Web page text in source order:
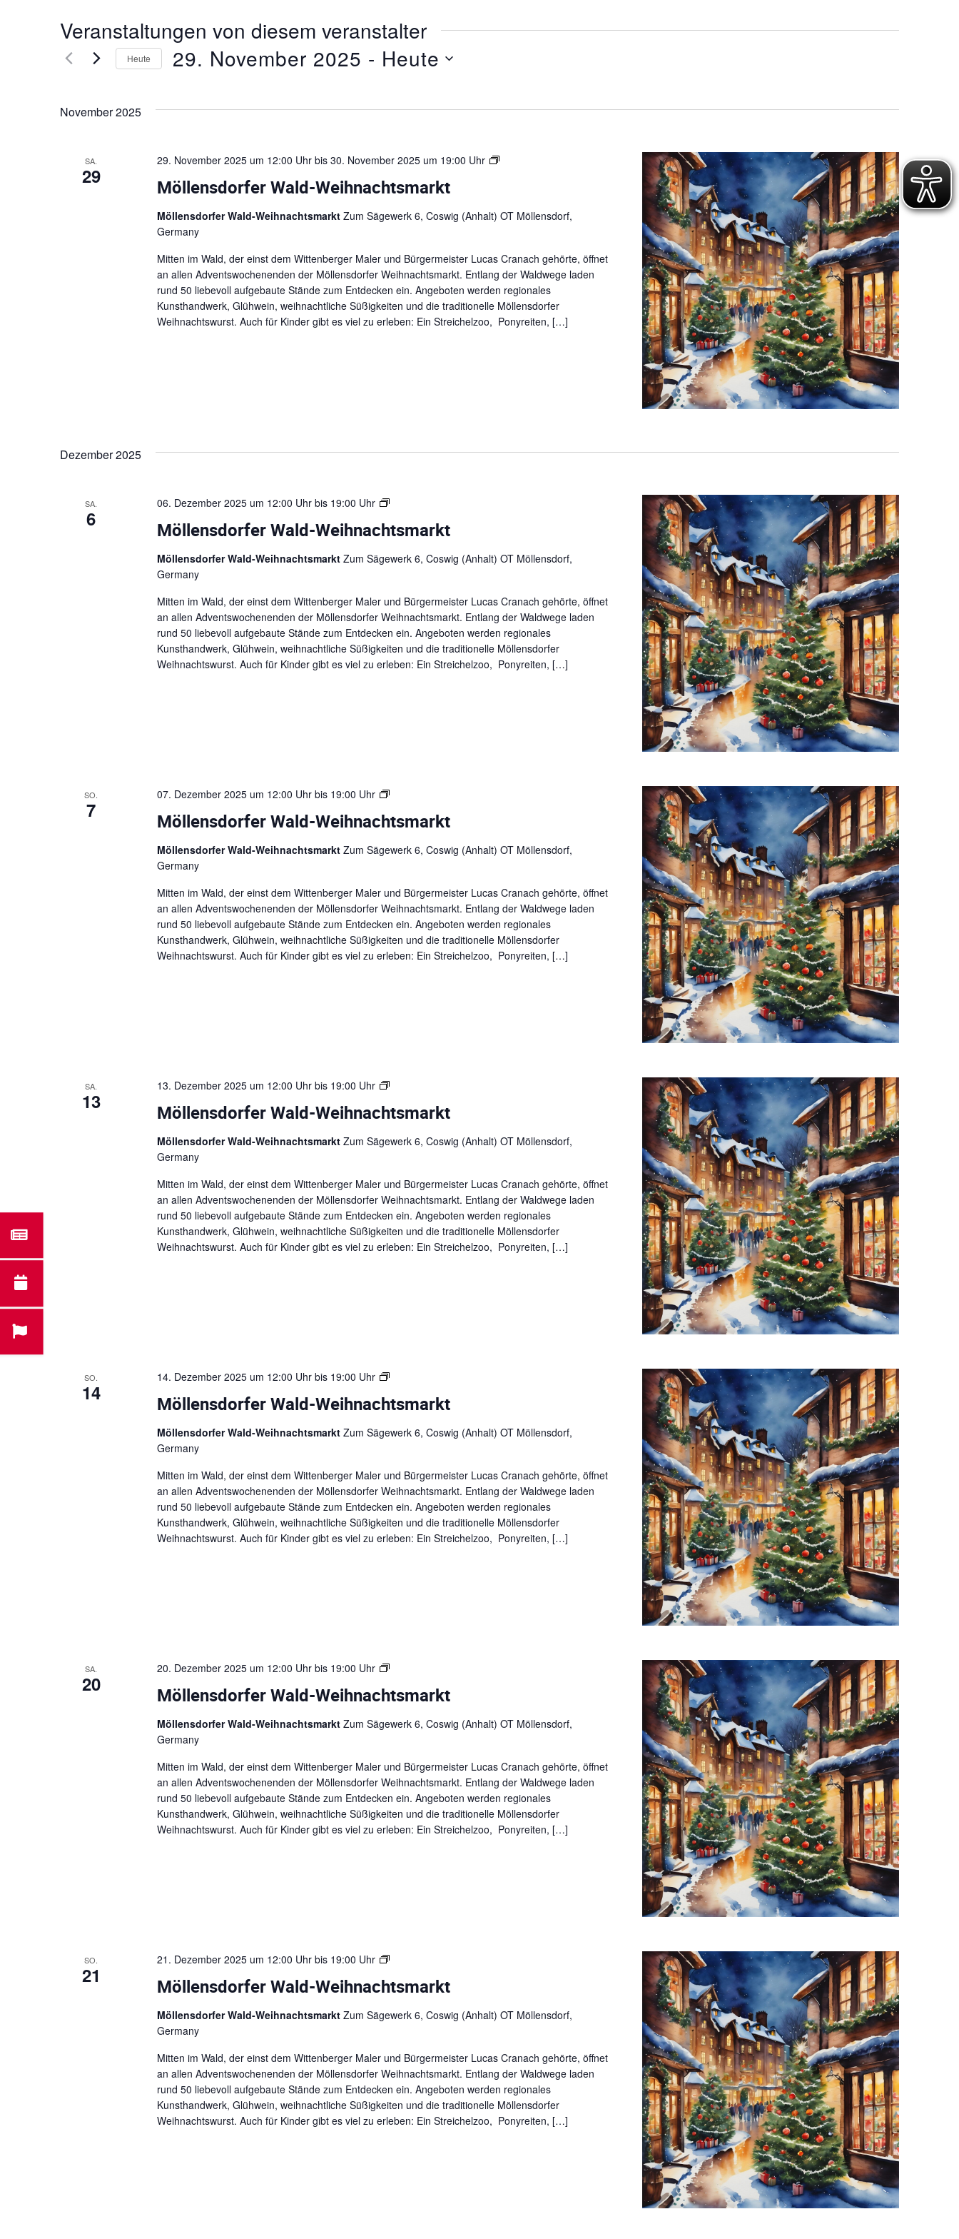
e
Veranstaltungen von diesem veranstalter
Heute 29. November 2025 - Heute
t
w
ä
h
l
e
.
November 2025
SA.
29 Möllensdorfer Wald-Weihnachtsmarkt
29. November 2025 um 12:00 Uhrbis 30. November 2025 um 19:00 Uhr
W
n
c
t
e
n
Möllensdorfer Wald-Weihnachtsmarkt Zum Sägewerk 6, Coswig (Anhalt) OT Möllensdorf,
Germany
Mitten im Wald, der einst dem Wittenberger Maler und Bürgermeister Lucas Cranach gehörte, öffnet
an allen Adventswochenenden der Möllensdorfer Weihnachtsmarkt. Entlang der Waldwege laden
rund 50 liebevoll aufgebaute Stände zum Entdecken ein. Angeboten werden regionales
Kunsthandwerk, Glühwein, weihnachtliche Süßigkeiten und die traditionelle Möllensdorfer
Weihnachtswurst. Auch für Kinder gibt es viel zu erleben: Ein Streichelzoo, Ponyreiten, […]
Dezember 2025
SA.
6 Möllensdorfer Wald-Weihnachtsmarkt
06. Dezember 2025 um 12:00 Uhrbis 19:00 Uhr
W
i
n
h
e
n
Möllensdorfer Wald-Weihnachtsmarkt Zum Sägewerk 6, Coswig (Anhalt) OT Möllensdorf,
Germany
Mitten im Wald, der einst dem Wittenberger Maler und Bürgermeister Lucas Cranach gehörte, öffnet
an allen Adventswochenenden der Möllensdorfer Weihnachtsmarkt. Entlang der Waldwege laden
rund 50 liebevoll aufgebaute Stände zum Entdecken ein. Angeboten werden regionales
Kunsthandwerk, Glühwein, weihnachtliche Süßigkeiten und die traditionelle Möllensdorfer
Weihnachtswurst. Auch für Kinder gibt es viel zu erleben: Ein Streichelzoo, Ponyreiten, […]
SO.
7 Möllensdorfer Wald-Weihnachtsmarkt
07. Dezember 2025 um 12:00 Uhrbis 19:00 Uhr
W
i
n
h
e
n
Möllensdorfer Wald-Weihnachtsmarkt Zum Sägewerk 6, Coswig (Anhalt) OT Möllensdorf,
Germany
Mitten im Wald, der einst dem Wittenberger Maler und Bürgermeister Lucas Cranach gehörte, öffnet
an allen Adventswochenenden der Möllensdorfer Weihnachtsmarkt. Entlang der Waldwege laden
rund 50 liebevoll aufgebaute Stände zum Entdecken ein. Angeboten werden regionales
Kunsthandwerk, Glühwein, weihnachtliche Süßigkeiten und die traditionelle Möllensdorfer
Weihnachtswurst. Auch für Kinder gibt es viel zu erleben: Ein Streichelzoo, Ponyreiten, […]
SA.
13 Möllensdorfer Wald-Weihnachtsmarkt
13. Dezember 2025 um 12:00 Uhrbis 19:00 Uhr
W
i
n
h
e
n
Möllensdorfer Wald-Weihnachtsmarkt Zum Sägewerk 6, Coswig (Anhalt) OT Möllensdorf,
Germany
Mitten im Wald, der einst dem Wittenberger Maler und Bürgermeister Lucas Cranach gehörte, öffnet
an allen Adventswochenenden der Möllensdorfer Weihnachtsmarkt. Entlang der Waldwege laden
rund 50 liebevoll aufgebaute Stände zum Entdecken ein. Angeboten werden regionales
Kunsthandwerk, Glühwein, weihnachtliche Süßigkeiten und die traditionelle Möllensdorfer
Weihnachtswurst. Auch für Kinder gibt es viel zu erleben: Ein Streichelzoo, Ponyreiten, […]
SO.
14 Möllensdorfer Wald-Weihnachtsmarkt
14. Dezember 2025 um 12:00 Uhrbis 19:00 Uhr
W
i
n
h
e
n
Möllensdorfer Wald-Weihnachtsmarkt Zum Sägewerk 6, Coswig (Anhalt) OT Möllensdorf,
Germany
Mitten im Wald, der einst dem Wittenberger Maler und Bürgermeister Lucas Cranach gehörte, öffnet
an allen Adventswochenenden der Möllensdorfer Weihnachtsmarkt. Entlang der Waldwege laden
rund 50 liebevoll aufgebaute Stände zum Entdecken ein. Angeboten werden regionales
Kunsthandwerk, Glühwein, weihnachtliche Süßigkeiten und die traditionelle Möllensdorfer
Weihnachtswurst. Auch für Kinder gibt es viel zu erleben: Ein Streichelzoo, Ponyreiten, […]
SA.
20 Möllensdorfer Wald-Weihnachtsmarkt
20. Dezember 2025 um 12:00 Uhrbis 19:00 Uhr
W
i
n
h
e
n
Möllensdorfer Wald-Weihnachtsmarkt Zum Sägewerk 6, Coswig (Anhalt) OT Möllensdorf,
Germany
Mitten im Wald, der einst dem Wittenberger Maler und Bürgermeister Lucas Cranach gehörte, öffnet
an allen Adventswochenenden der Möllensdorfer Weihnachtsmarkt. Entlang der Waldwege laden
rund 50 liebevoll aufgebaute Stände zum Entdecken ein. Angeboten werden regionales
Kunsthandwerk, Glühwein, weihnachtliche Süßigkeiten und die traditionelle Möllensdorfer
Weihnachtswurst. Auch für Kinder gibt es viel zu erleben: Ein Streichelzoo, Ponyreiten, […]
SO.
21 Möllensdorfer Wald-Weihnachtsmarkt
21. Dezember 2025 um 12:00 Uhrbis 19:00 Uhr
W
i
n
h
e
n
Möllensdorfer Wald-Weihnachtsmarkt Zum Sägewerk 6, Coswig (Anhalt) OT Möllensdorf,
Germany
Mitten im Wald, der einst dem Wittenberger Maler und Bürgermeister Lucas Cranach gehörte, öffnet
an allen Adventswochenenden der Möllensdorfer Weihnachtsmarkt. Entlang der Waldwege laden
rund 50 liebevoll aufgebaute Stände zum Entdecken ein. Angeboten werden regionales
Kunsthandwerk, Glühwein, weihnachtliche Süßigkeiten und die traditionelle Möllensdorfer
Weihnachtswurst. Auch für Kinder gibt es viel zu erleben: Ein Streichelzoo, Ponyreiten, […]